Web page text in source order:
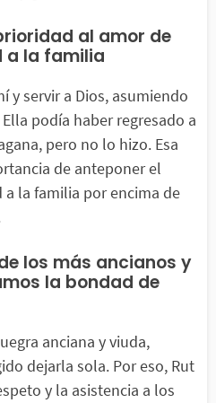
al amor de
a la familia
y servir a Dios, asumiendo
podía haber regresado a
pero no lo hizo. Esa
de anteponer el
a la familia por encima de
los más ancianos y
la bondad de
anciana y viuda,
dejarla sola. Por eso, Rut
y la asistencia a los